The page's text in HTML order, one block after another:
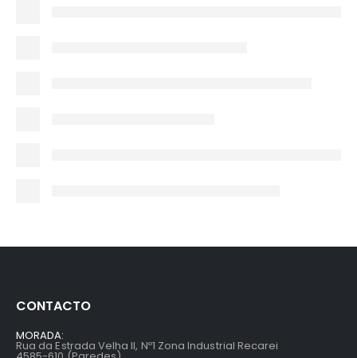
CONTACTO
MORADA:
Rua da Estrada Velha II, Nº1 Zona Industrial Recarei